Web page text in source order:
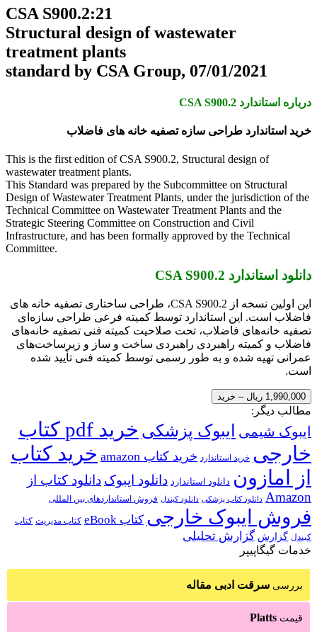
CSA S900.2:21
Structural design of wastewater
treatment plants
standard by CSA Group, 07/01/2021
درباره استاندارد CSA S900.2
خرید استاندارد طراحی سازه تصفیه خانه های فاضلاب
This is the first edition of CSA S900.2, Structural design of
wastewater treatment plants.
This Standard was prepared by the Subcommittee on Structural
Design of Wastewater Treatment Plants, under the jurisdiction of the
Technical Committee on Wastewater Treatment Plants and the
Strategic Steering Committee on Construction and Civil
Infrastructure, and has been formally approved by the Technical
Committee.
دانلود استاندارد CSA S900.2
این اولین نسخه از CSA S900.2، طراحی ساختاری تصفیه خانه های
فاضلاب است. این استاندارد توسط کمیته فرعی طراحی سازه‌ای
تصفیه خانه‌های فاضلاب، تحت صلاحیت کمیته فنی تصفیه خانه‌های
فاضلاب و کمیته راهبردی راهبردی ساخت و ساز و زیرساخت‌های
عمرانی تهیه شده و به طور رسمی توسط کمیته فنی تأیید شده
است.
1,990,000 ریال – خرید
مطالب دیگر:
ایبوک شیمی ایبوک پزشکی
خرید pdf کتاب
خارجی خرید استاندارد خرید کتاب amazon
خرید کتاب
از امازون دانلود استاندارد دانلود ایبوک دانلود کتاب از
Amazon دانلود کتاب پزشکی دانلود کیندل فروش استانداردهای بین المللی
فروش ایبوک خارجی کتاب eBook کتاب مدیریت کتاب
کیندل گزارش گزارش تحلیلی
خدمات گیگاپیپر
بررسی سرقت ادبی مقاله
قیمت Platts